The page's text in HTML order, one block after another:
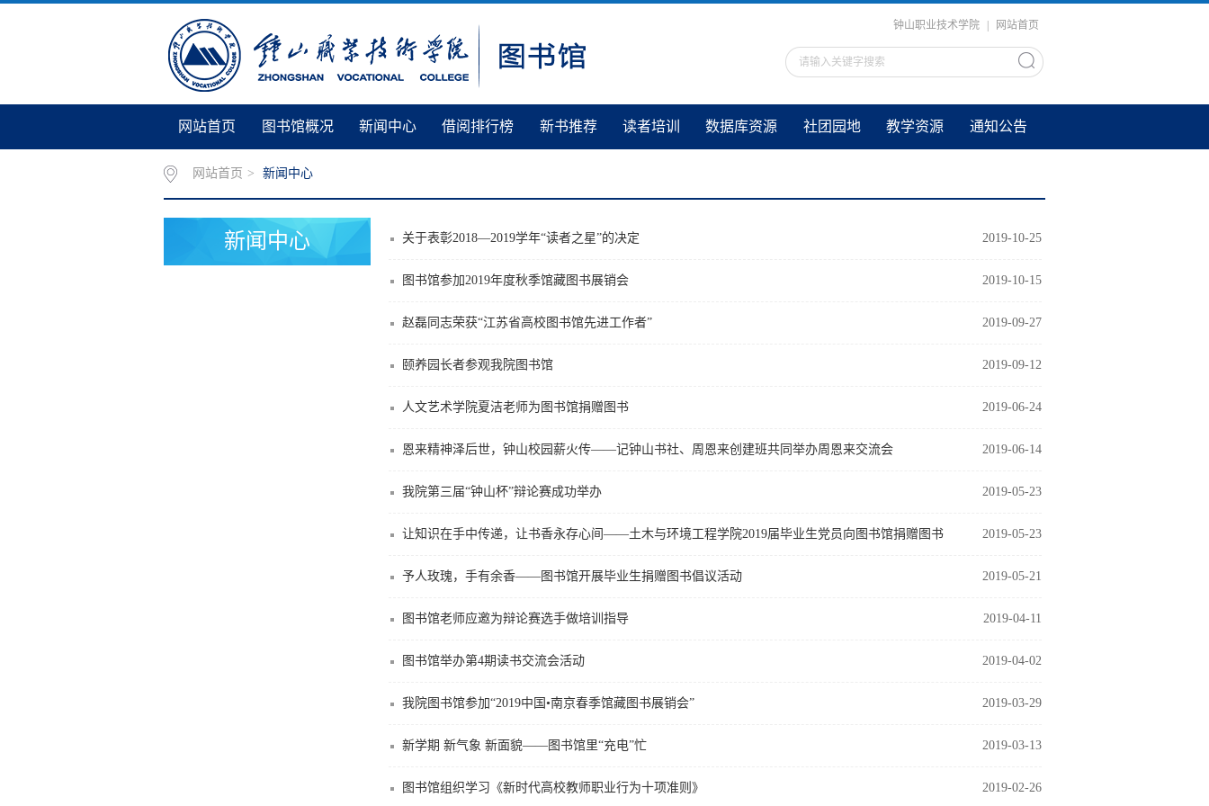
钟山职业技术学院 网站首页
网站首页 图书馆概况 新闻中心 借阅排行榜 新书推荐 读者培训 数据库资源 社团园地 教学资源 通知公告
网站首页 > 新闻中心
新闻中心 2019-10-25
关于表彰2018—2019学年“读者之星”的决定
2019-10-15
图书馆参加2019年度秋季馆藏图书展销会
2019-09-27
赵磊同志荣获“江苏省高校图书馆先进工作者”
2019-09-12
颐养园长者参观我院图书馆
2019-06-24
人文艺术学院夏洁老师为图书馆捐赠图书
2019-06-14
恩来精神泽后世，钟山校园薪火传——记钟山书社、周恩来创建班共同举办周恩来交流会
2019-05-23
我院第三届“钟山杯”辩论赛成功举办
2019-05-23
让知识在手中传递，让书香永存心间——土木与环境工程学院2019届毕业生党员向图书馆捐赠图书
2019-05-21
予人玫瑰，手有余香——图书馆开展毕业生捐赠图书倡议活动
2019-04-11
图书馆老师应邀为辩论赛选手做培训指导
2019-04-02
图书馆举办第4期读书交流会活动
2019-03-29
我院图书馆参加“2019中国•南京春季馆藏图书展销会”
2019-03-13
新学期 新气象 新面貌——图书馆里“充电”忙
2019-02-26
图书馆组织学习《新时代高校教师职业行为十项准则》